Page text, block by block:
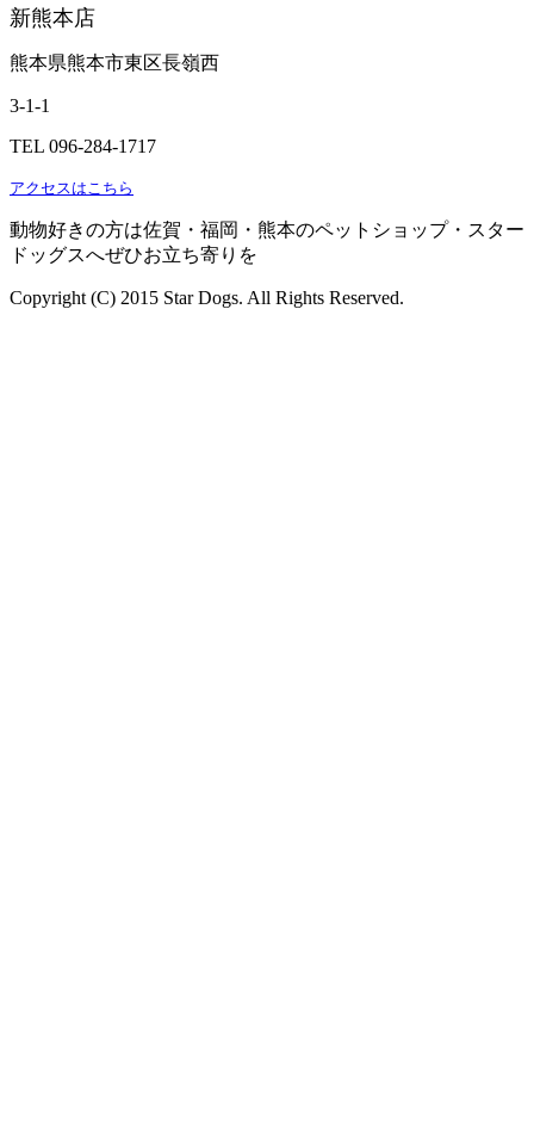
新熊本店
熊本県熊本市東区長嶺西
3-1-1
TEL 096-284-1717
アクセスはこちら
動物好きの方は佐賀・福岡・熊本のペットショップ・スター
ドッグスへぜひお立ち寄りを
Copyright (C) 2015 Star Dogs. All Rights Reserved.